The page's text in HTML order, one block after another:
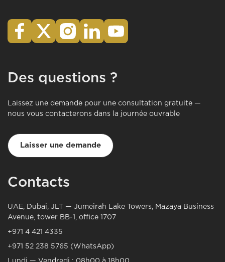
Des questions ?
Laissez une demande pour une consultation gratuite —
nous vous contacterons dans la journée ouvrable
Laisser une demande
Contacts
UAE, Dubai, JLT — Jumeirah Lake Towers, Mazaya Business
Avenue, tower BB-1, office 1707
+971 4 421 4335
+971 52 238 5765 (WhatsApp)